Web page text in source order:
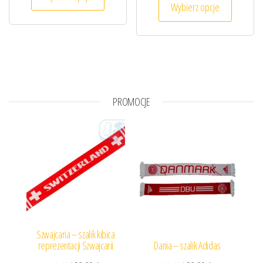
Wybierz opcje
PROMOCJE
Szwajcaria – szalik kibica
reprezentacji Szwajcarii Dania – szalik Adidas